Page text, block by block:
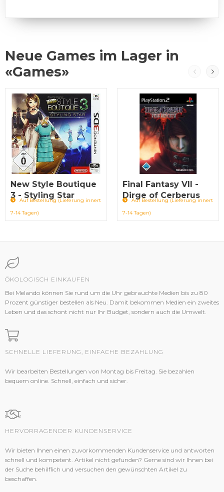
Neue Games im Lager in
«Games»
New Style Boutique
3 - Styling Star
Auf Bestellung (Lieferung innert
7-14 Tagen)
Final Fantasy VII -
Dirge of Cerberus
Auf Bestellung (Lieferung innert
7-14 Tagen)
ÖKOLOGISCH EINKAUFEN
Bei Melando können Sie rund um die Uhr gebrauchte Medien bis zu 80
Prozent günstiger bestellen als Neu. Damit bekommen Medien ein zweites
Leben und das schont nicht nur Ihr Budget, sondern auch die Umwelt.
SCHNELLE LIEFERUNG, EINFACHE BEZAHLUNG
Wir bearbeiten Bestellungen von Montag bis Freitag. Sie bezahlen
bequem online. Schnell, einfach und sicher.
HERVORRAGENDER KUNDENSERVICE
Wir bieten Ihnen einen zuvorkommenden Kundenservice und antworten
schnell und kompetent. Artikel nicht gefunden? Gerne sind wir Ihnen bei
der Suche behilflich und versuchen den gewünschten Artikel zu
beschaffen.